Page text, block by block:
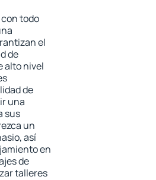
todo
el
de
alto nivel
de
una
sus
un
así
en
de
talleres